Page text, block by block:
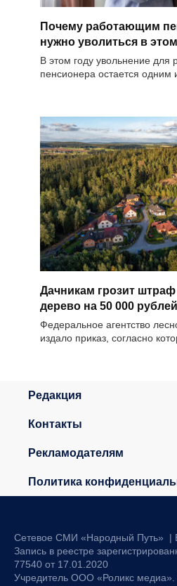
Почему работающим
нужно уволиться в
В этом году увольнение для
пенсионера остается одним
Дачникам грозит
дерево на 50 000 рублей
Федеральное агентство
издало приказ, согласно
Редакция
Контакты
Рекламодателям
Политика
Сетевое СМИ «Народный Путь» |
Запись в реестре
77540 от 17.01.2020
Учредитель ООО «Роликс